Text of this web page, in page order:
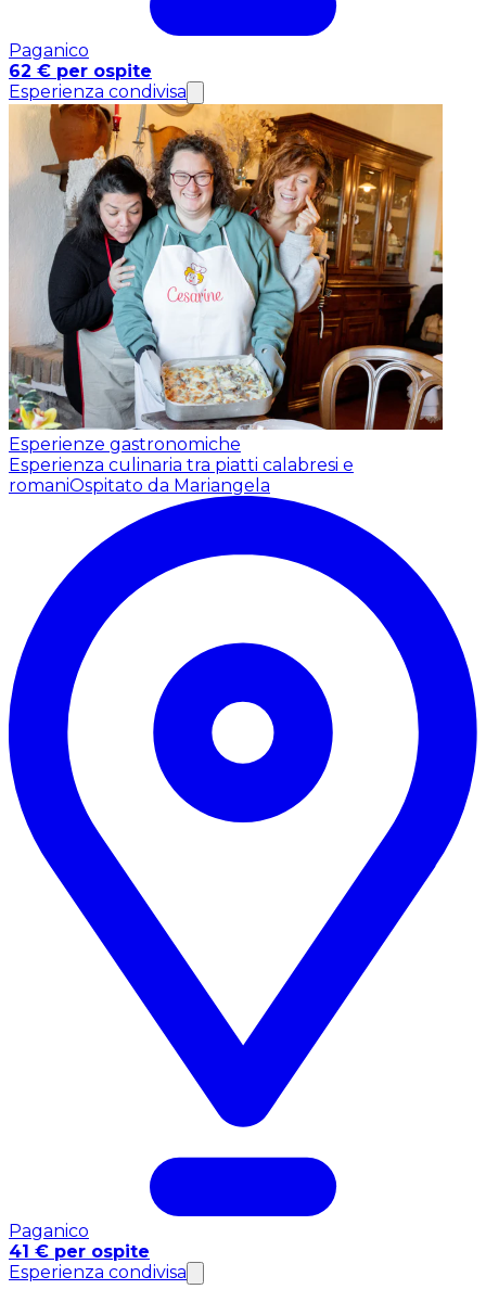
Paganico
62 € per ospite
Esperienza condivisa
Esperienze gastronomiche
Esperienza culinaria tra piatti calabresi e
romaniOspitato da Mariangela
Paganico
41 € per ospite
Esperienza condivisa